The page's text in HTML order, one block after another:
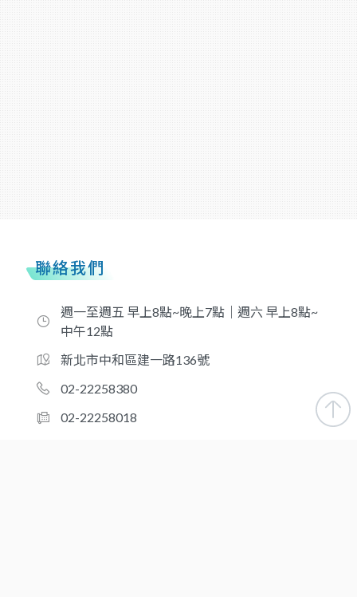
聯絡我們
週一至週五 早上8點~晚上7點｜週六 早上8點~
中午12點
新北市中和區建一路136號
02-22258380
02-22258018